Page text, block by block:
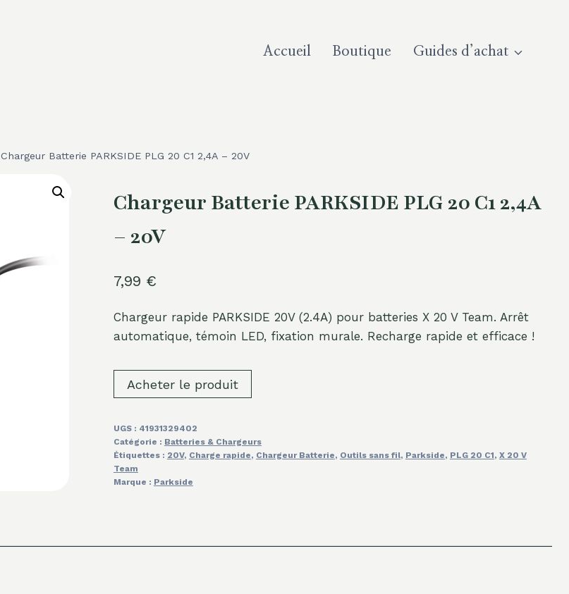
Accueil Boutique Guides d’achat
Chargeur Batterie PARKSIDE PLG 20 C1 2,4A – 20V
Chargeur Batterie PARKSIDE PLG 20 C1 2,4A
– 20V
7,99 €
Chargeur rapide PARKSIDE 20V (2.4A) pour batteries X 20 V Team. Arrêt
automatique, témoin LED, fixation murale. Recharge rapide et efficace !
Acheter le produit
UGS : 41931329402
Catégorie : Batteries & Chargeurs
Étiquettes : 20V, Charge rapide, Chargeur Batterie, Outils sans fil, Parkside, PLG 20 C1, X 20 V
Team
Marque : Parkside